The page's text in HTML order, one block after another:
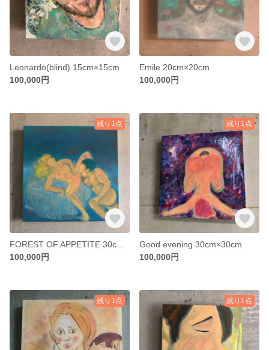
Leonardo(blind) 15cm×15cm
100,000円
Emile 20cm×20cm
100,000円
残り1点
100,000円
残り1点
Good evening 30cm×30cm
100,000円
残り1点 残り1点